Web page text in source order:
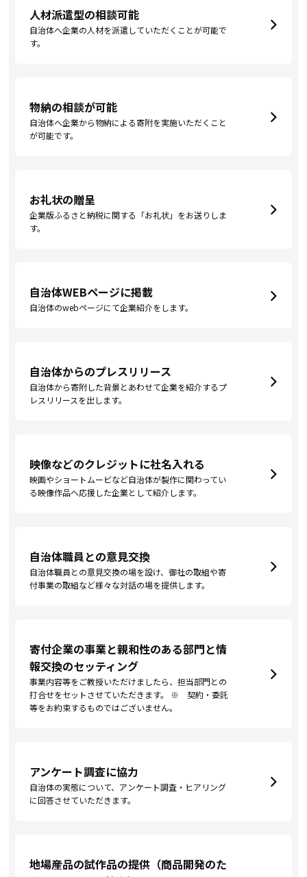
人材派遣型の相談可能
自治体へ企業の人材を派遣していただくことが可能で
す。
物納の相談が可能
自治体へ企業から物納による寄附を実施いただくこと
が可能です。
お礼状の贈呈
企業版ふるさと納税に関する「お礼状」をお送りしま
す。
自治体WEBページに掲載
自治体のwebページにて企業紹介をします。
自治体からのプレスリリース
自治体から寄附した背景とあわせて企業を紹介するプ
レスリリースを出します。
映像などのクレジットに社名入れる
映画やショートムービなど自治体が製作に関わってい
る映像作品へ応援した企業として紹介します。
自治体職員との意見交換
自治体職員との意見交換の場を設け、御社の取組や寄
付事業の取組など様々な対話の場を提供します。
寄付企業の事業と親和性のある部門と情
報交換のセッティング
事業内容等をご教授いただけましたら、担当部門との
打合せをセットさせていただきます。 ※ 契約・委託
等をお約束するものではございません。
アンケート調査に協力
自治体の実態について、アンケート調査・ヒアリング
に回答させていただきます。
地場産品の試作品の提供（商品開発のた